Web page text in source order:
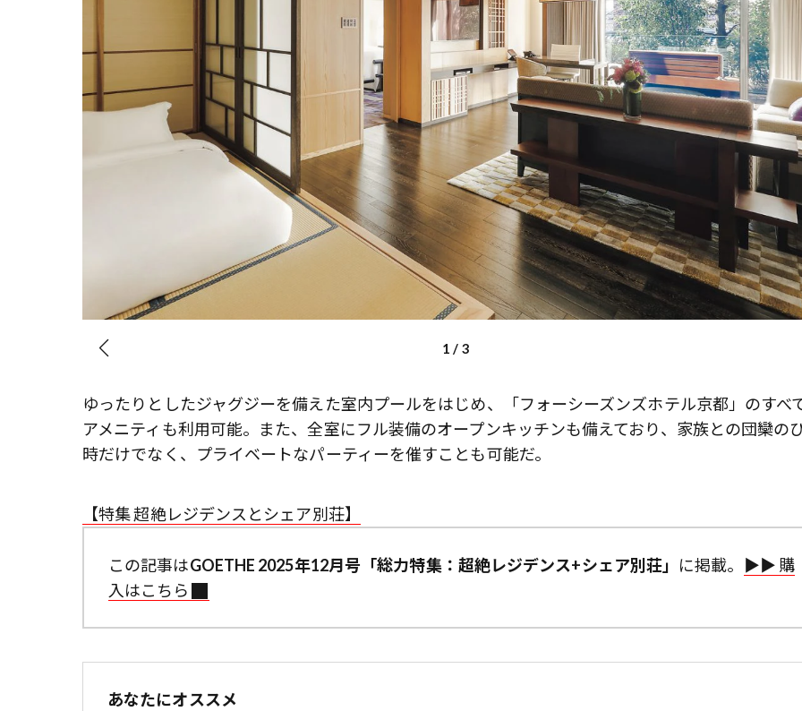
1 / 3
ゆったりとしたジャグジーを備えた室内プールをはじめ、「フォーシーズンズホテル京都」のすべ
アメニティも利用可能。また、全室にフル装備のオープンキッチンも備えており、家族との団欒の
時だけでなく、プライベートなパーティーを催すことも可能だ。
【特集 超絶レジデンスとシェア別荘】
この記事はGOETHE 2025年12月号「総力特集：超絶レジデンス+シェア別荘」 に掲載。
▶︎▶︎ 購
入はこちら
あなたにオススメ